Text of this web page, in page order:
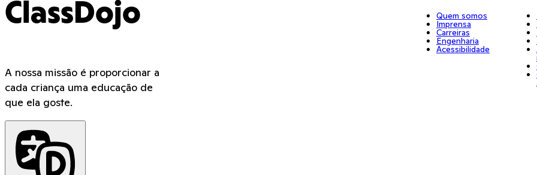
ClassDojo
A nossa missão é proporcionar a
cada criança uma educação de
que ela goste.
Quem somos
Imprensa
Carreiras
Engenharia
Acessibilidade